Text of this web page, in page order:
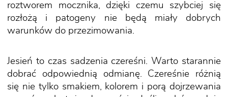
roztworem mocznika, dzięki czemu szybciej się
rozłożą i patogeny nie będą miały dobrych
warunków do przezimowania.
Jesień to czas sadzenia czereśni. Warto starannie
dobrać odpowiednią odmianę. Czereśnie różnią
się nie tylko smakiem, kolorem i porą dojrzewania